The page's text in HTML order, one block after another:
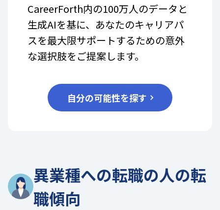
CareerForth内の100万人のデータと
生成AIを基に、あなたのキャリアパ
スを最大限サポートするための意外
な選択肢をご提案します。
自分の可能性を探す
異業種への転職の人の転
職傾向